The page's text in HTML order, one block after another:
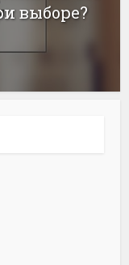
выборе?